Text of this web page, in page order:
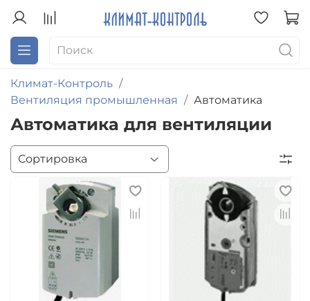
Климат-Контроль
Вентиляция промышленная
Автоматика
Автоматика для вентиляции